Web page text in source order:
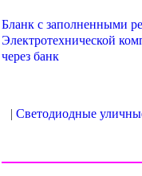
Бланк с заполненными
Электротехнической
через банк
| Светодиодные